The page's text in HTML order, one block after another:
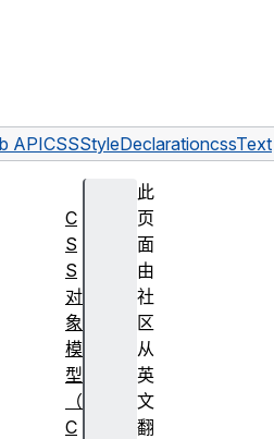
APICSSStyleDeclarationcssText
此
页
面
由
社
区
从
英
文
翻
C
S
S
对
象
模
型
（
C